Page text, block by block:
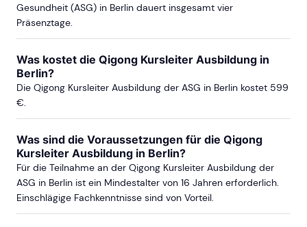
Gesundheit (ASG) in Berlin dauert insgesamt vier
Präsenztage.
Was kostet die Qigong Kursleiter Ausbildung in
Berlin?
Die Qigong Kursleiter Ausbildung der ASG in Berlin kostet 599
€.
Was sind die Voraussetzungen für die Qigong
Kursleiter Ausbildung in Berlin?
Für die Teilnahme an der Qigong Kursleiter Ausbildung der
ASG in Berlin ist ein Mindestalter von 16 Jahren erforderlich.
Einschlägige Fachkenntnisse sind von Vorteil.